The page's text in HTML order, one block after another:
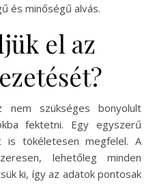
és minőségű alvás.
el az
nem szükséges bonyolult
fektetni. Egy egyszerű
tökéletesen megfelel. A
lehetőleg minden
ki, így az adatok pontosak